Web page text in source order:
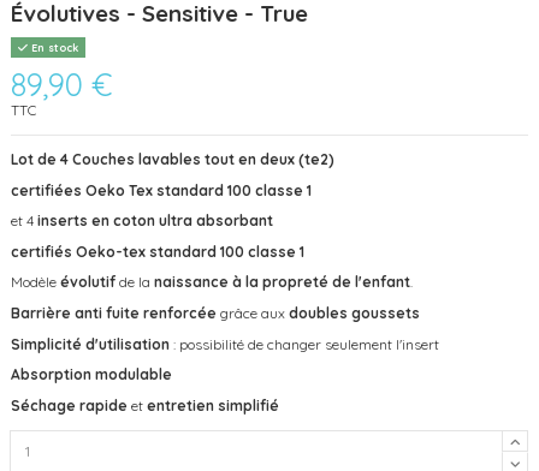
Évolutives - Sensitive - True
En stock
89,90 €
TTC
Lot de 4 Couches lavables tout en deux (te2)
certifiées Oeko Tex standard 100 classe 1
et 4 inserts en coton ultra absorbant
certifiés Oeko-tex standard 100 classe 1
Modèle évolutif de la naissance à la propreté de l'enfant.
Barrière anti fuite renforcée grâce aux doubles goussets
Simplicité d'utilisation : possibilité de changer seulement l'insert
Absorption modulable
Séchage rapide et entretien simplifié